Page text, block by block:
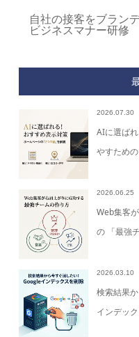
自社の接客をブラン
ビジネスマナー研修
2026.07.30
AIに選ば
やすため
2026.06.25
Web集客
の 「最強
2026.03.10
検索結果
インデッ